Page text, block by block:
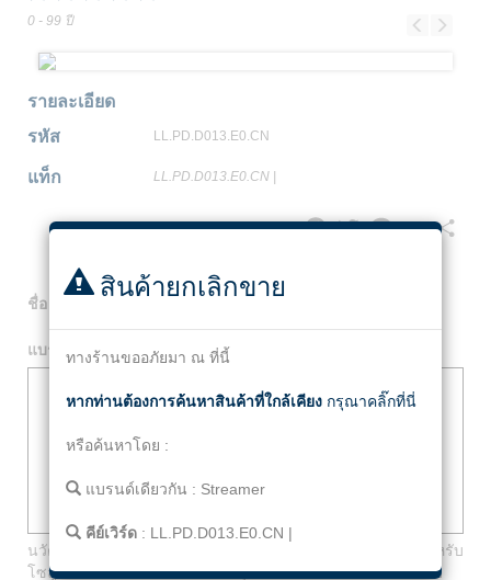
0 - 99 ปี Previous
รายละเอียด
รหัส
LL.PD.D013.E0.CN
แท็ก LL.PD.D013.E0.CN|
Facebook
Twitter
Line
Email
Share
ชื่อ
แบรนด์ Streamer
นวัตกรรมและโซลูชั่นที่มุ่งเน้น Streamer เป็นผู้เชี่ยวชาญสำหรับ
โซลูชั่นที่เป็นนวัตกรรมซึ่งปรับปรุงความน่าเชื่อถือของเครือข่าย
สินค้ายกเลิกขาย
ทางร้านขออภัยมา ณ ที่นี้
หากท่านต้องการค้นหาสินค้าที่ใกล้เคียง กรุณาคลิ๊กที่นี่
หรือค้นหาโดย :
แบรนด์เดียวกัน : Streamer
คีย์เวิร์ด: LL.PD.D013.E0.CN |